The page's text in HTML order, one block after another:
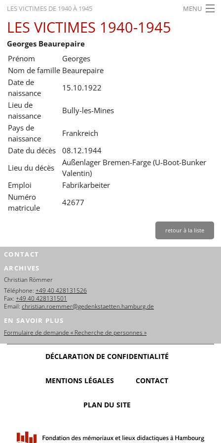
LES VICTIMES DE 1940 À 1945 MENU
ACCUEIL
ACTUALITÉS
EXPOSITIONS
HISTORIQUE
FORMATION
RECHERCHE
SERVICE
LES VICTIMES 1940-1945
Georges Beaurepaire
Prénom
Georges
Nom de famille Beaurepaire
Date de
naissance
15.10.1922
Lieu de
naissance
Bully-les-Mines
Pays de
naissance
Frankreich
Date du décès
08.12.1944
Lieu du décès
Außenlager Bremen-Farge (U-Boot-Bunker
Valentin)
Emploi
Fabrikarbeiter
Numéro
matricule
42677
retour à la liste
CONTACT
ARCHIVES
Christian Römmer
Téléphone: +49 40 428131526
Fax: +49 40 428131501
Email: christian.roemmer@gedenkstaetten.hamburg.de
EN SAVOIR PLUS
Formulaire de demande « Recherche de personnes »
DÉCLARATION DE CONFIDENTIALITÉ
MENTIONS LÉGALES CONTACT
PLAN DU SITE